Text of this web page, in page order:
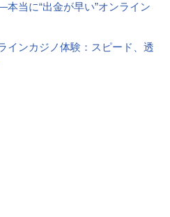
当に“出金が早い”オンライン
インカジノ体験：スピード、透